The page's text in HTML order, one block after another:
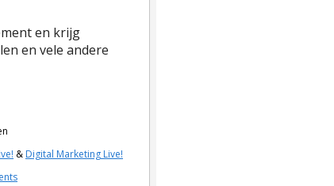
en krijg
en vele andere
& Digital Marketing Live!